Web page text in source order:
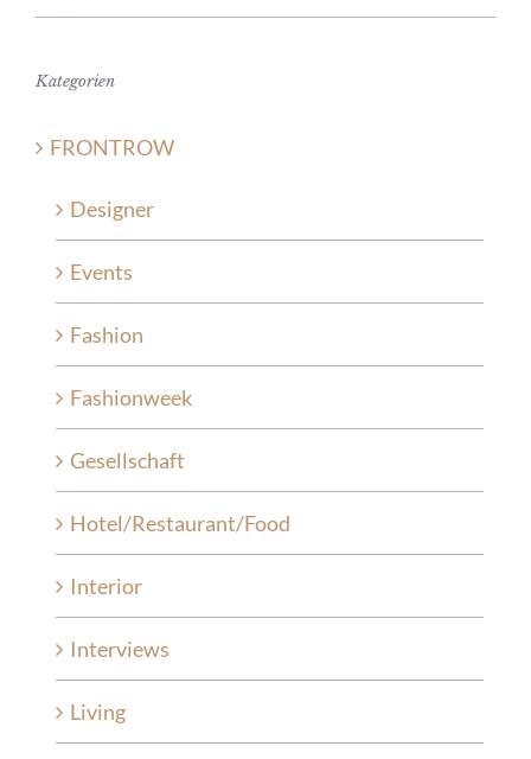
Kategorien
FRONTROW
Designer
Events
Fashion
Fashionweek
Gesellschaft
Hotel/Restaurant/Food
Interior
Interviews
Living